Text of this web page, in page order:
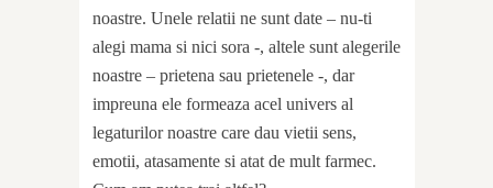
noastre. Unele relatii ne sunt date – nu-ti
alegi mama si nici sora -, altele sunt alegerile
noastre – prietena sau prietenele -, dar
impreuna ele formeaza acel univers al
legaturilor noastre care dau vietii sens,
emotii, atasamente si atat de mult farmec.